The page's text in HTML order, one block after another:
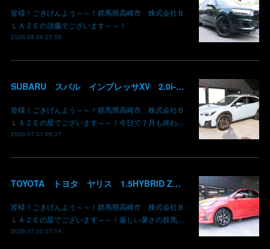
皆様！ごきげんよう～～！群馬県高崎市 株式会社Ｂ
ＬＡＺＥの須藤でございます～～！
2026.08.06 22:58
SUBARU スバル インプレッサXV 2.0i-L EyeSight AWD 御納車 GT7 群馬県高崎市 株式会社BLAZE
皆様！ごきげんよう～～！群馬県高崎市 株式会社Ｂ
ＬＡＺＥの星でございます～～！今日で７月も終わ…
2026.07.31 06:37
TOYOTA トヨタ ヤリス 1.5HYBRID Z 御納車 MXPH10 コーラルクリスタルシャイン 3U7 群馬県高崎市 株式会社BLAZE
皆様！ごきげんよう～～！群馬県高崎市 株式会社Ｂ
ＬＡＺＥの星でございます～～！厳しい暑さの群馬…
2026.07.30 07:14